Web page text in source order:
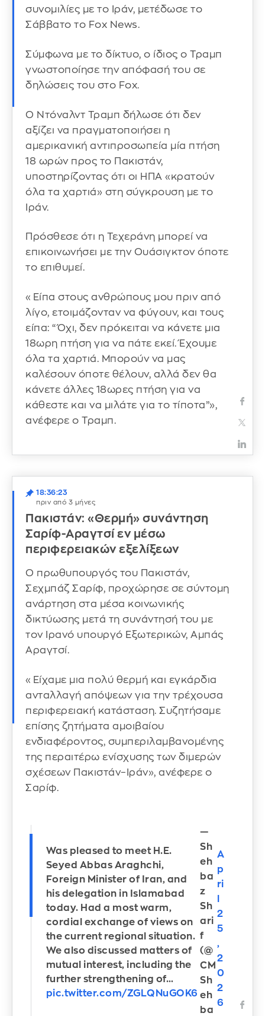
συνομιλίες με το Ιράν, μετέδωσε το
Σάββατο το Fox News.
Σύμφωνα με το δίκτυο, ο ίδιος ο Τραμπ
γνωστοποίησε την απόφασή του σε
δηλώσεις του στο Fox.
Ο Ντόναλντ Τραμπ δήλωσε ότι δεν
αξίζει να πραγματοποιήσει η
αμερικανική αντιπροσωπεία μία πτήση
18 ωρών προς το Πακιστάν,
υποστηρίζοντας ότι οι ΗΠΑ «κρατούν
όλα τα χαρτιά» στη σύγκρουση με το
Ιράν.
Πρόσθεσε ότι η Τεχεράνη μπορεί να
επικοινωνήσει με την Ουάσιγκτον όποτε
το επιθυμεί.
«Είπα στους ανθρώπους μου πριν από
λίγο, ετοιμάζονταν να φύγουν, και τους
είπα: “Όχι, δεν πρόκειται να κάνετε μια
18ωρη πτήση για να πάτε εκεί. Έχουμε
όλα τα χαρτιά. Μπορούν να μας
καλέσουν όποτε θέλουν, αλλά δεν θα
κάνετε άλλες 18ωρες πτήση για να
κάθεστε και να μιλάτε για το τίποτα”»,
ανέφερε ο Τραμπ.
18:36:23
πριν από 3 μήνες
Πακιστάν: «Θερμή» συνάντηση
Σαρίφ-Αραγτσί εν μέσω
περιφερειακών εξελίξεων
Ο πρωθυπουργός του Πακιστάν,
Σεχμπάζ Σαρίφ, προχώρησε σε σύντομη
ανάρτηση στα μέσα κοινωνικής
δικτύωσης μετά τη συνάντησή του με
τον Ιρανό υπουργό Εξωτερικών, Αμπάς
Αραγτσί.
«Είχαμε μια πολύ θερμή και εγκάρδια
ανταλλαγή απόψεων για την τρέχουσα
περιφερειακή κατάσταση. Συζητήσαμε
επίσης ζητήματα αμοιβαίου
ενδιαφέροντος, συμπεριλαμβανομένης
της περαιτέρω ενίσχυσης των διμερών
σχέσεων Πακιστάν–Ιράν», ανέφερε ο
Σαρίφ.
Was pleased to meet H.E.
Seyed Abbas Araghchi,
Foreign Minister of Iran, and
his delegation in Islamabad
today. Had a most warm,
cordial exchange of views on
the current regional situation.
We also discussed matters of
mutual interest, including the
further strengthening of…
pic.twitter.com/ZGLQNuGOK6
—
Sh
eh
ba
z
Sh
ari
f
(@
CM
Sh
eh
ba
A
p
ri
2
5
,
2
0
2
6